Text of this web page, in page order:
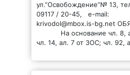
ул.”Освобождение”№ 13,
09117 / 20-45, e-mail:
krivodol@mbox.is-bg.net
На основание чл. 8,
чл. 14, ал. 7 от ЗОС; чл. 92,